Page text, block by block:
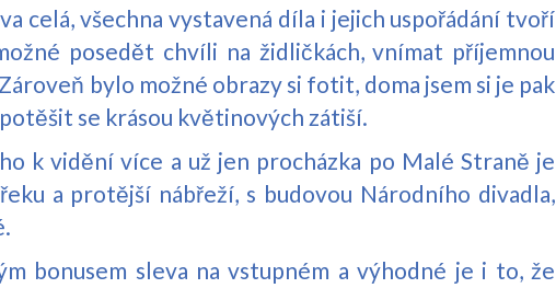
celá, všechna vystavená díla i jejich uspořádání tvoří
posedět chvíli na židličkách, vnímat příjemnou
bylo možné obrazy si fotit, doma jsem si je pak
se krásou květinových zátiší.
k vidění více a už jen procházka po Malé Straně je
a protější nábřeží, s budovou Národního divadla,
bonusem sleva na vstupném a výhodné je i to, že